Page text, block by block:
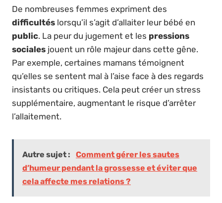
De nombreuses femmes expriment des
difficultés lorsqu’il s’agit d’allaiter leur bébé en
public. La peur du jugement et les pressions
sociales jouent un rôle majeur dans cette gêne.
Par exemple, certaines mamans témoignent
qu’elles se sentent mal à l’aise face à des regards
insistants ou critiques. Cela peut créer un stress
supplémentaire, augmentant le risque d’arrêter
l’allaitement.
Autre sujet :
Comment gérer les sautes
d’humeur pendant la grossesse et éviter que
cela affecte mes relations ?